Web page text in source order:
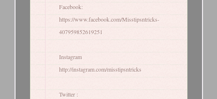
Facebook:
https://www.facebook.com/Misstipsntricks-
407959852619251
Instagram
http://instagram.com/misstipsntricks
Twitter :